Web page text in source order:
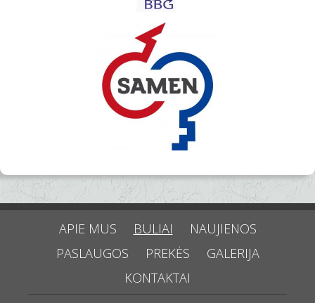
APIE MUS BULIAI
NAUJIENOS
PASLAUGOS
PREKĖS
GALERIJA
KONTAKTAI